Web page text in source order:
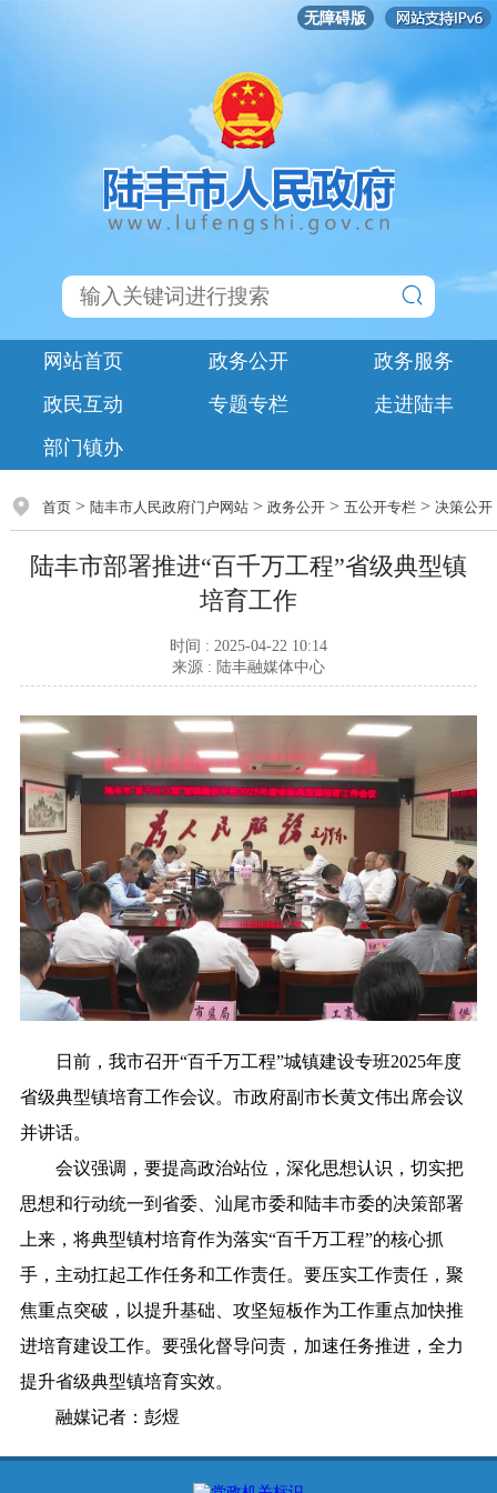
无障碍版
网站首页 政务公开
政务服务
政民互动
专题专栏
走进陆丰
部门镇办
首页> 陆丰市人民政府门户网站> 政务公开> 五公开专栏> 决策公开
陆丰市部署推进“百千万工程”省级典型镇
培育工作
时间 : 2025-04-22 10:14
来源 : 陆丰融媒体中心
日前，我市召开“百千万工程”城镇建设专班2025年度
省级典型镇培育工作会议。市政府副市长黄文伟出席会议
并讲话。
会议强调，要提高政治站位，深化思想认识，切实把
思想和行动统一到省委、汕尾市委和陆丰市委的决策部署
上来，将典型镇村培育作为落实“百千万工程”的核心抓
手，主动扛起工作任务和工作责任。要压实工作责任，聚
焦重点突破，以提升基础、攻坚短板作为工作重点加快推
进培育建设工作。要强化督导问责，加速任务推进，全力
提升省级典型镇培育实效。
融媒记者：彭煜